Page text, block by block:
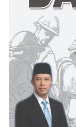
kinerja, kerjasama,
Kasat dan
“Saya yakin dan
selama ini. Saudara
dan kondisi